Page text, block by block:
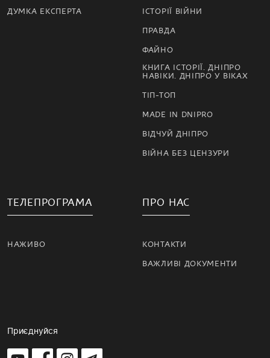
ДУМКА ЕКСПЕРТА ІСТОРІЇ ВІЙНИ
ПРАВДА
ФАЙНО
КНИГА ІСТОРІЇ. ДНІПРО
НАВІКИ. ДНІПРО У ВІКАХ
ТІП-ТОП
MADE IN DNIPRO
ВІДЧУЙ ДНІПРО
ВІЙНА БЕЗ ЦЕНЗУРИ
ТЕЛЕПРОГРАМА
НАЖИВО
ПРО НАС
КОНТАКТИ
ВАЖЛИВІ ДОКУМЕНТИ
Приєднуйся